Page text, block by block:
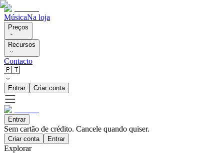
MúsicaNa loja
Preços
Recursos
Contacto
🇵🇹
Entrar Criar conta
Entrar
Sem cartão de crédito. Cancele quando quiser.
Criar conta Entrar
Explorar